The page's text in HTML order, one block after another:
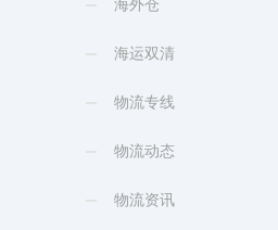
海运双清
物流专线
物流动态
物流资讯